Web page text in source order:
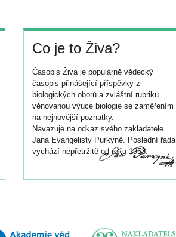
Co je to Živa?
Časopis Živa je populárně vědecký
časopis přinášející příspěvky z
biologických oborů a zvláštní rubriku
věnovanou výuce biologie se zaměřením
na nejnovější poznatky.
Navazuje na odkaz svého zakladatele
Jana Evangelisty Purkyně. Poslední řada
vychází nepřetržitě od roku 1953.